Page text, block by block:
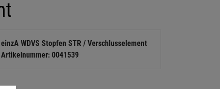
einzA WDVS Stopfen STR / Verschlusselement
Artikelnummer: 0041539